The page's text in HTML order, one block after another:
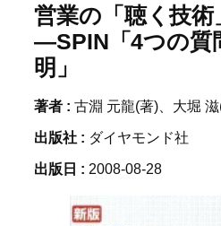
営業の「聴く技術
―SPIN「4つの質
明」
著者 : 古淵 元龍(著)、大堀
出版社 : ダイヤモンド社
出版日 : 2008-08-28